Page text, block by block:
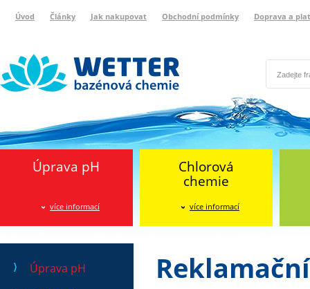
Úvod Články Jak nakupovat Obchodní podmínky Doprava a
Úprava pH
více informací
Chlorová
chemie
více informací
Úprava pH